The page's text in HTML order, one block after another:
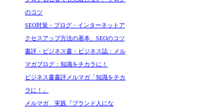
のコツ
SEO対策・ブログ・インターネットア
クセスアップ方法の基本、SEOのコツ
書評・ビジネス書・ビジネス誌：メル
マガブログ：知識をチカラに！
ビジネス書書評メルマガ「知識をチカ
ラに！」
メルマガ 実践『ブランド人にな